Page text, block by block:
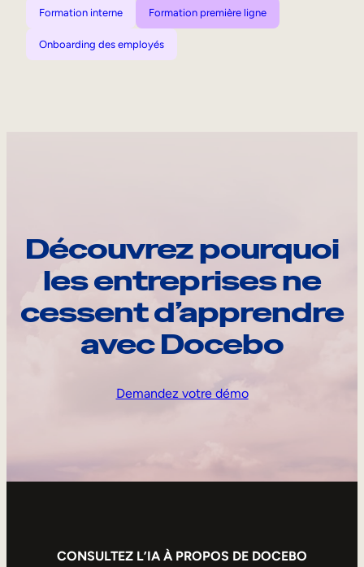
Formation interne Formation première ligne
Onboarding des employés
Découvrez pourquoi
les entreprises ne
cessent d’apprendre
avec Docebo
Demandez votre démo
CONSULTEZ L’IA À PROPOS DE DOCEBO